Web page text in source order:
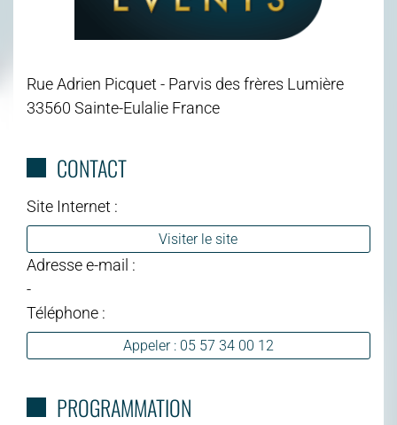
Rue Adrien Picquet - Parvis des frères Lumière
33560 Sainte-Eulalie France
CONTACT
Site Internet :
Visiter le site
Adresse e-mail :
-
Téléphone :
Appeler : 05 57 34 00 12
PROGRAMMATION